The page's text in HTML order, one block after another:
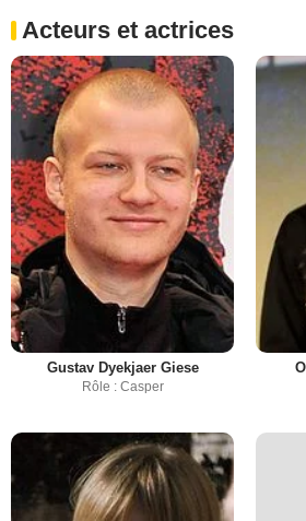
Acteurs et actrices
Gustav Dyekjaer Giese
Rôle : Casper